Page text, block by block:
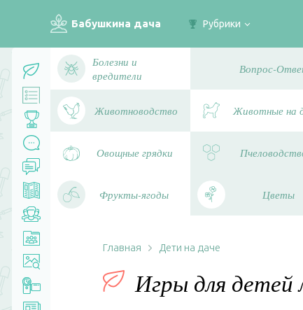
Бабушкина дача Рубрики
Болезни и
вредители
Вопрос-
Животноводство Животные на
Овощные грядки
Фрукты-ягоды Цветы
Главная Дети на даче
Игры для детей